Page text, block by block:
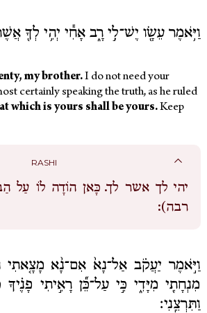
וַיֹּ֥אמֶר עֵשָׂ֖ו יֶשׁ־לִ֣י רָ֑ב אָחִ֕י יְהִ֥י לְךָ֖
my brother.I do not need your
certainly speaking the truth, as he ruled
which is yours shall be yours.Keep
RASHI
יהי לך אשר לך. כָּאן הוֹדָה לוֹ עַל
רבה):
וַיֹּ֣אמֶר יַעֲקֹ֗ב אַל־נָא֙ אִם־נָ֨א מָצָ֤אתִי
מִנְחָתִ֖י מִיָּדִ֑י כִּ֣י עַל־כֵּ֞ן רָאִ֣יתִי
וַתִּרְצֵֽנִי׃